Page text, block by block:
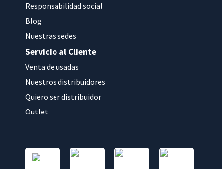
Responsabilidad social
Blog
Nuestras sedes
Servicio al Cliente
Venta de usadas
Nuestros distribuidores
Quiero ser distribuidor
Outlet